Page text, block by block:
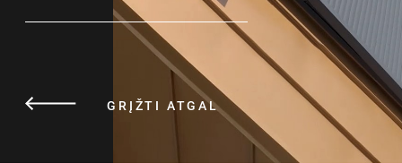
GRĮŽTI ATGAL